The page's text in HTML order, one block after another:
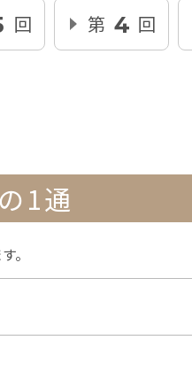
回 第 4 回
1通
。